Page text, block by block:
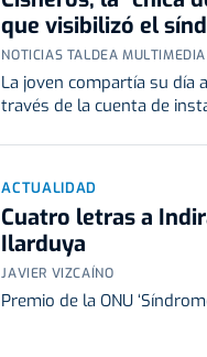
que visibilizó el
NOTICIAS TALDEA MULTIMEDIA
La joven compartía su día
través de la cuenta de
ACTUALIDAD
Cuatro letras a
Ilarduya
JAVIER VIZCAÍNO
Premio de la ONU